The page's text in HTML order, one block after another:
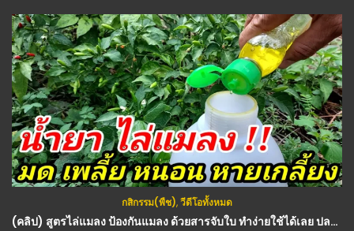
กสิกรรม(พืช),วีดีโอทั้งหมด
(คลิป) สูตรไล่แมลง ป้องกันแมลง ด้วยสารจับใบ ทำง่ายใช้ได้เลย ปลอดสารพิษ ประหยัดต้นทุน
กสิกรรม(พืช),วีดีโอทั้งหมด
(คลิป) 5 เรื่องที่ต้องรู้ใน การปลูกกล้วย ให้ได้ผลผลิตสูง